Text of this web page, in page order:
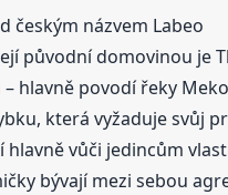
českým názvem Labeo
původní domovinou je
– hlavně povodí řeky
která vyžaduje svůj
hlavně vůči jedincům
bývají mezi sebou